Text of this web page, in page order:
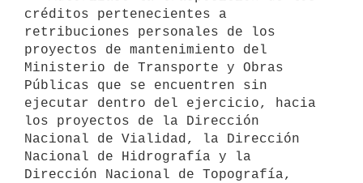
créditos pertenecientes a
retribuciones personales de los
proyectos de mantenimiento del
Ministerio de Transporte y Obras
Públicas que se encuentren sin
ejecutar dentro del ejercicio, hacia
los proyectos de la Dirección
Nacional de Vialidad, la Dirección
Nacional de Hidrografía y la
Dirección Nacional de Topografía,